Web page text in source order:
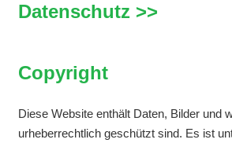
Datenschutz >>
Copyright
Diese Website enthält Daten, Bilder und
urheberrechtlich geschützt sind. Es ist